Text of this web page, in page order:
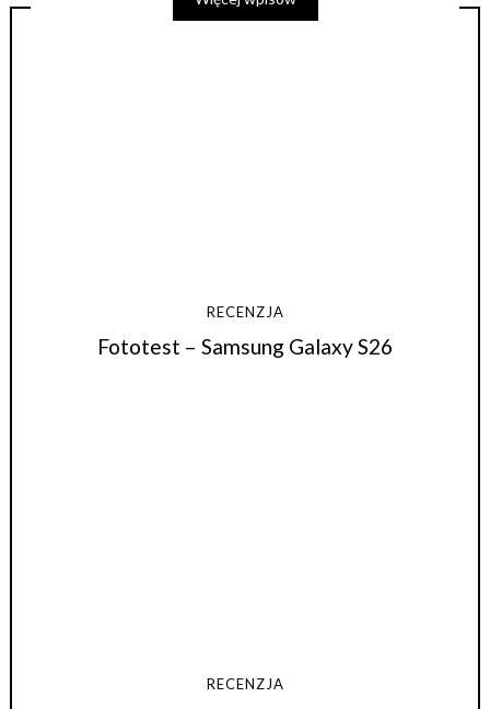
RECENZJA
Fototest – Samsung Galaxy S26
RECENZJA